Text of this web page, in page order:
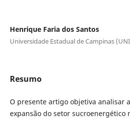
Henrique Faria dos Santos
Universidade Estadual de Campinas
Resumo
O presente artigo objetiva analisar
expansão do setor sucroenergético